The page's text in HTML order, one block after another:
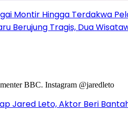
Montir Hingga Terdakwa
Berujung Tragis, Dua
Jared Leto, Aktor Beri